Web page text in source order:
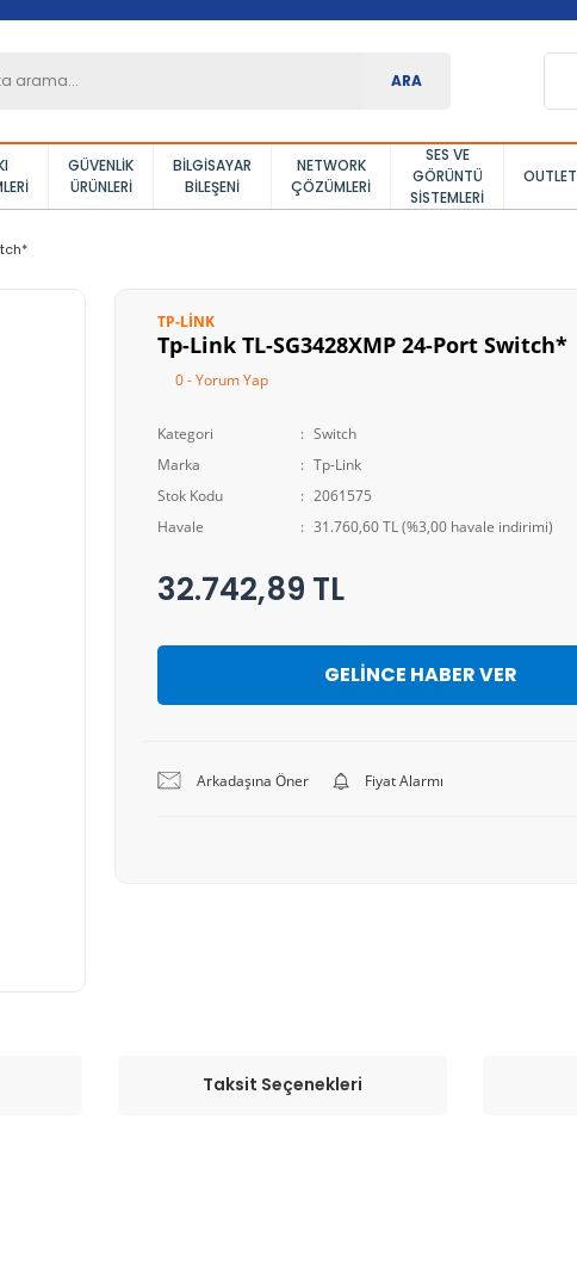
ARA
GÜVENLIK
ÜRÜNLERI
BILGISAYAR
BILEŞENI
NETWORK
ÇÖZÜMLERI
SES VE
GÖRÜNTÜ
SISTEMLERI
OUTLET
TP-LINK
Tp-Link TL-SG3428XMP 24-Port Switch*
0 - Yorum Yap
Kategori
Switch
Marka
Tp-Link
Stok Kodu
2061575
Havale
31.760,60 TL (%3,00 havale indirimi)
32.742,89 TL
GELİNCE HABER VER
Arkadaşına Öner Fiyat Alarmı
Taksit Seçenekleri